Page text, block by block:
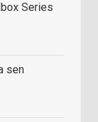
Series
sen